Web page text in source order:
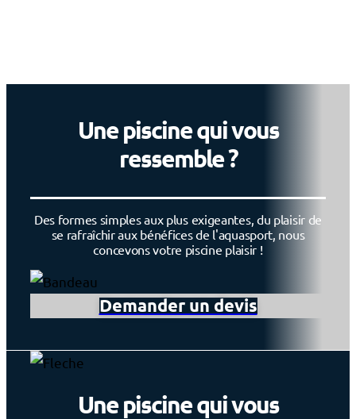
Une piscine qui vous
ressemble ?
Des formes simples aux plus exigeantes, du plaisir de
se rafraîchir aux bénéfices de l'aquasport, nous
concevons votre piscine plaisir !
Demander un devis
Une piscine qui vous